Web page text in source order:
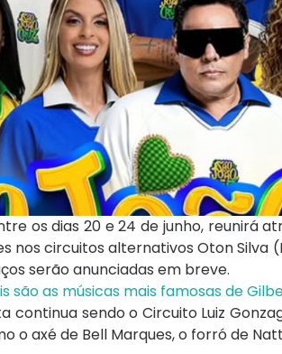
os dias 20 e 24 de junho, reunirá
nos circuitos alternativos Oton Silva
serão anunciadas em breve.
são as músicas mais famosas de
continua sendo o Circuito Luiz
o axé de Bell Marques, o forró de